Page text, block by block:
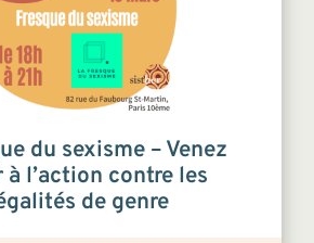
du sexisme – Venez
à l’action contre les
de genre